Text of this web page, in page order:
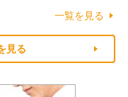
一覧を見る
見る